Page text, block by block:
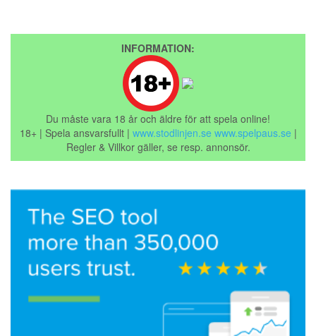
INFORMATION:
Du måste vara 18 år och äldre för att spela online!
18+ | Spela ansvarsfullt | www.stodlinjen.se www.spelpaus.se |
Regler & Villkor gäller, se resp. annonsör.